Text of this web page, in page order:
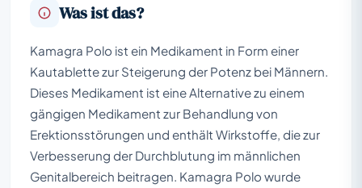
Was ist das?
Kamagra Polo ist ein Medikament in Form einer
Kautablette zur Steigerung der Potenz bei Männern.
Dieses Medikament ist eine Alternative zu einem
gängigen Medikament zur Behandlung von
Erektionsstörungen und enthält Wirkstoffe, die zur
Verbesserung der Durchblutung im männlichen
Genitalbereich beitragen. Kamagra Polo wurde